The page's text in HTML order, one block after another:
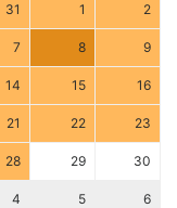
31 1 2
7 8 9
14 15 16
21 22 23
28 29 30
4 5 6